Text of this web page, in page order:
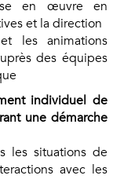
en œuvre en
et la direction
les animations
des équipes
individuel de
une démarche
les situations de
avec les